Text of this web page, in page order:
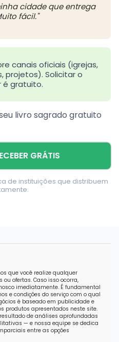
cidade que entrega
fácil."
canais oficiais (igrejas,
projetos). Solicitar o
é gratuito.
livro sagrado gratuito
GRÁTIS
de instituições que distribuem
que você realize qualquer
ofertas. Caso isso ocorra,
imediatamente. É fundamental
e condições do serviço com o qual
é baseado em publicidade e
produtos apresentados neste site.
de análises aprofundadas
— e nossa equipe se dedica
entre as opções